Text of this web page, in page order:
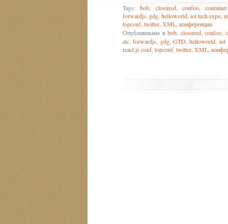
Tags:bob closured, confoo,
forwardjs gdg helloworld iot tech expo
topconf, twitter XML конференции
Опубликовано в bob closured, confoo
etc ,forwardjs gdg, GTD,helloworld iot
react.js conf, topconf, twitter XML